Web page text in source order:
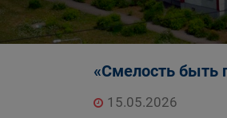
«Смелость быть
15.05.2026